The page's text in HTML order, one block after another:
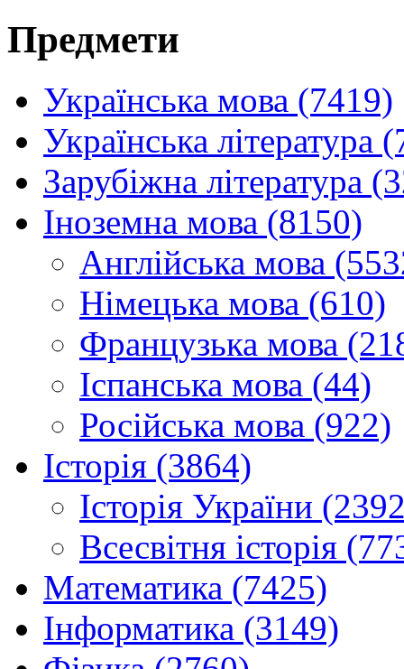
Предмети
Українська мова (7419)
Українська література
Зарубіжна література
Іноземна мова (8150)
Англійська мова
Німецька мова (610)
Французька мова
Іспанська мова (44)
Російська мова (922)
Історія (3864)
Історія України
Всесвітня історія
Математика (7425)
Інформатика (3149)